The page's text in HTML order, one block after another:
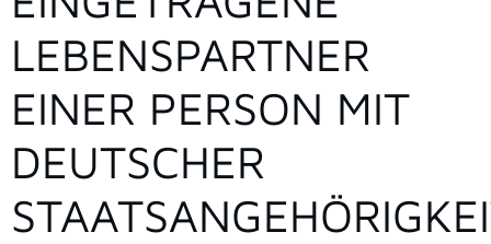
LEBENSPARTNER
EINER PERSON MIT
DEUTSCHER